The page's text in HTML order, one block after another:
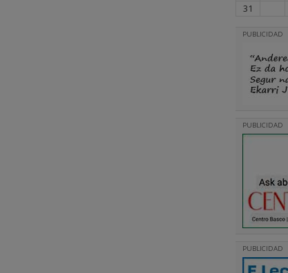
31
PUBLICIDAD
PUBLICIDAD
PUBLICIDAD